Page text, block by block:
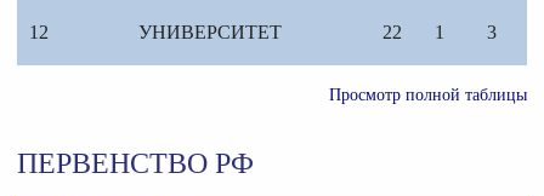
12 УНИВЕРСИТЕТ 22 1 3
Просмотр полной таблицы
ПЕРВЕНСТВО РФ